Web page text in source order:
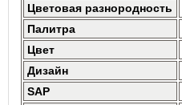
Цветовая разнородность
Палитра
Цвет
Дизайн
SAP